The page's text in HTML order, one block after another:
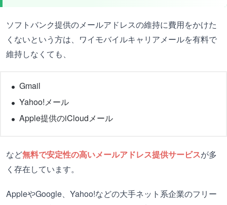
ソフトバンク提供のメールアドレスの維持に費用をかけた
くないという方は、ワイモバイルキャリアメールを有料で
維持しなくても、
Gmail
Yahoo!メール
Apple提供のiCloudメール
など無料で安定性の高いメールアドレス提供サービスが多
く存在しています。
AppleやGoogle、Yahoo!などの大手ネット系企業のフリー